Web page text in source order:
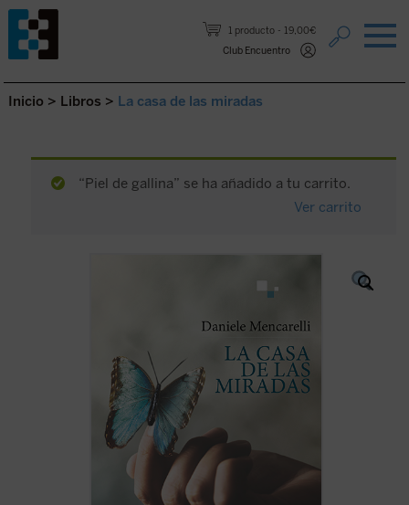
1 producto
19,00€
Club Encuentro
Saltar al contenido.
Inicio > Libros > La casa de las miradas
“Piel de gallina” se ha añadido a tu carrito.
Ver carrito